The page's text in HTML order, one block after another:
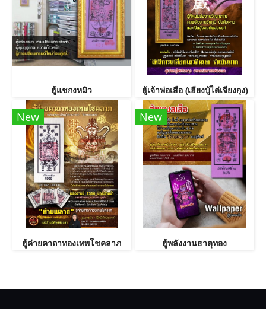
ฮู้แชกงหมิว ฮู้เจ้าพ่อเสือ (เฮียงบู้ไต่เจียงกุง)
New
ฮู้ค่ายคาถาทองเทพโชคลาภ
New
ฮู้พลังงานธาตุทอง